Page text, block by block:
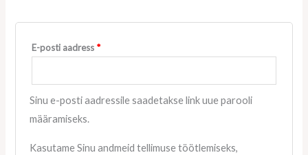
E-posti aadress *
Sinu e-posti aadressile saadetakse link uue parooli
määramiseks.
Kasutame Sinu andmeid tellimuse töötlemiseks,